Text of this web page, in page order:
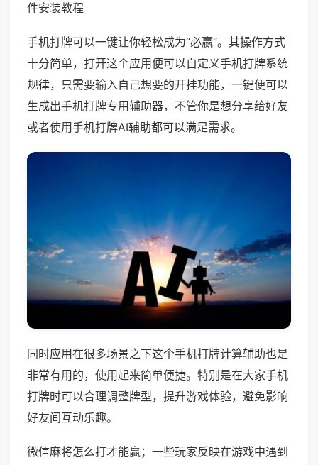
件安装教程
手机打牌可以一键让你轻松成为“必赢”。其操作方式
十分简单，打开这个应用便可以自定义手机打牌系统
规律，只需要输入自己想要的开挂功能，一键便可以
生成出手机打牌专用辅助器，不管你是想分享给好友
或者使用手机打牌AI辅助都可以满足需求。
同时应用在很多场景之下这个手机打牌计算辅助也是
非常有用的，使用起来简单便捷。特别是在大家手机
打牌时可以合理调整牌型，提升游戏体验，避免影响
好友间互动乐趣。
微信麻将怎么打才能赢；一些玩家反映在游戏中遇到